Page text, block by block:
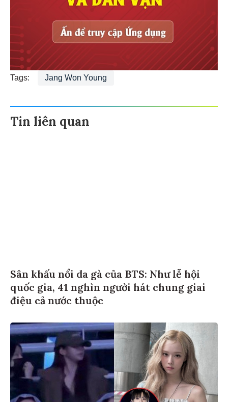
Tags: Jang Won Young
Tin liên quan
Sân khấu nổi da gà của BTS: Như lễ hội
quốc gia, 41 nghìn người hát chung giai
điệu cả nước thuộc